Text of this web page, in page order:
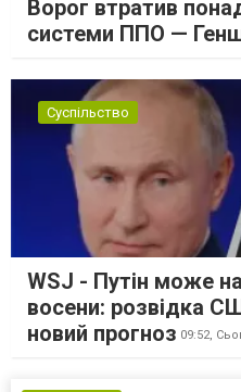
Ворог втратив
системи ППО —
Суспільство
WSJ - Путін може
восени: розвідка
новий прогноз 09:52,